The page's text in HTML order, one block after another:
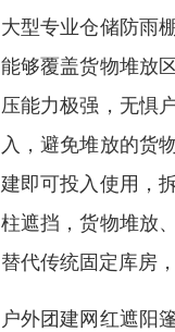
大型专业仓储防雨
能够覆盖货物堆放
压能力极强，无惧
入，避免堆放的货
建即可投入使用，
柱遮挡，货物堆放
替代传统固定库房
户外团建网红遮阳